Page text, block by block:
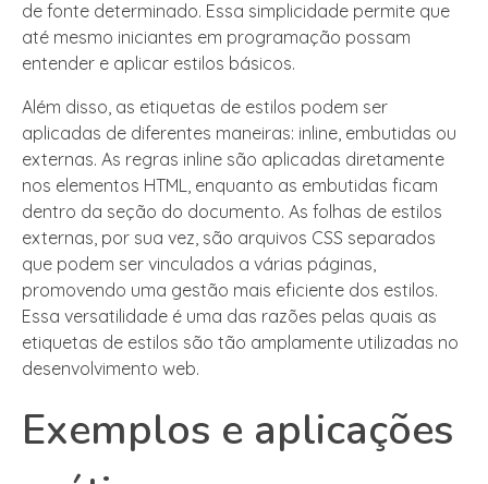
de fonte determinado. Essa simplicidade permite que
até mesmo iniciantes em programação possam
entender e aplicar estilos básicos.
Além disso, as etiquetas de estilos podem ser
aplicadas de diferentes maneiras: inline, embutidas ou
externas. As regras inline são aplicadas diretamente
nos elementos HTML, enquanto as embutidas ficam
dentro da seção do documento. As folhas de estilos
externas, por sua vez, são arquivos CSS separados
que podem ser vinculados a várias páginas,
promovendo uma gestão mais eficiente dos estilos.
Essa versatilidade é uma das razões pelas quais as
etiquetas de estilos são tão amplamente utilizadas no
desenvolvimento web.
Exemplos e aplicações